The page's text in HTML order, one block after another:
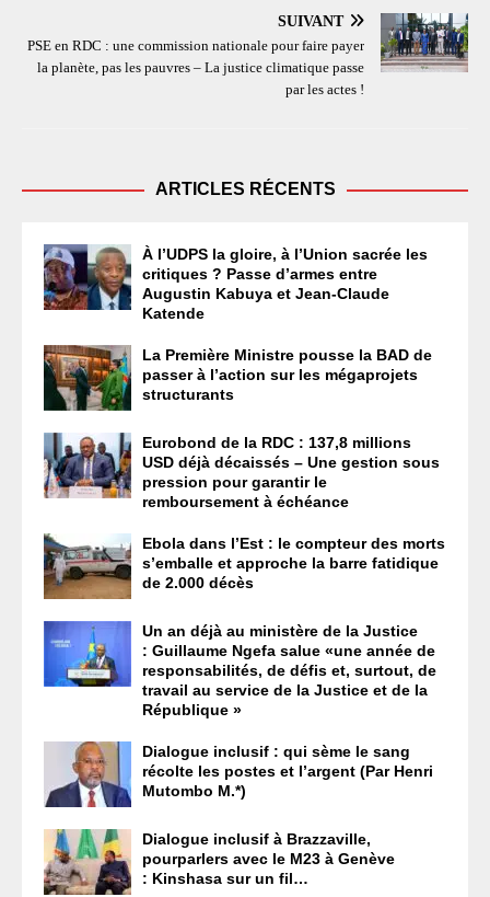
SUIVANT
PSE en RDC : une commission nationale pour faire payer
la planète, pas les pauvres – La justice climatique passe
par les actes !
ARTICLES RÉCENTS
À l’UDPS la gloire, à l’Union sacrée les
critiques ? Passe d’armes entre
Augustin Kabuya et Jean-Claude
Katende
La Première Ministre pousse la BAD de
passer à l’action sur les mégaprojets
structurants
Eurobond de la RDC : 137,8 millions
USD déjà décaissés – Une gestion sous
pression pour garantir le
remboursement à échéance
Ebola dans l’Est : le compteur des morts
s’emballe et approche la barre fatidique
de 2.000 décès
Un an déjà au ministère de la Justice
: Guillaume Ngefa salue «une année de
responsabilités, de défis et, surtout, de
travail au service de la Justice et de la
République »
Dialogue inclusif : qui sème le sang
récolte les postes et l’argent (Par Henri
Mutombo M.*)
Dialogue inclusif à Brazzaville,
pourparlers avec le M23 à Genève
: Kinshasa sur un fil…